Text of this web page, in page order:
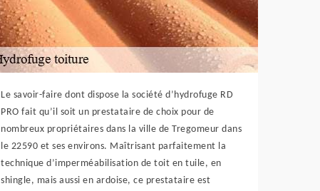
Le savoir-faire dont dispose la société d’hydrofuge RD
PRO fait qu’il soit un prestataire de choix pour de
nombreux propriétaires dans la ville de Tregomeur dans
le 22590 et ses environs. Maîtrisant parfaitement la
technique d’imperméabilisation de toit en tuile, en
shingle, mais aussi en ardoise, ce prestataire est